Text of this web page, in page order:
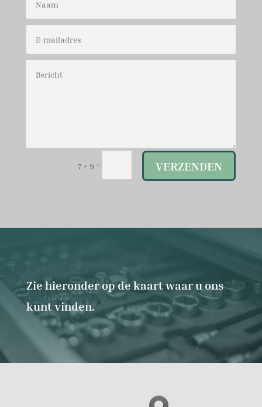
7 + 9 = VERZENDEN
Zie hieronder op de kaart waar u ons
kunt vinden.